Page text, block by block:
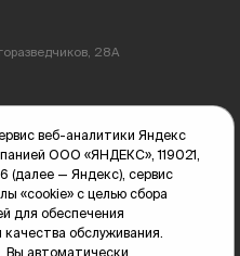
28А
веб-аналитики Яндекс
ООО «ЯНДЕКС», 119021,
(далее — Яндекс), сервис
«cookie» с целью сбора
для обеспечения
обслуживания.
Вы автоматически